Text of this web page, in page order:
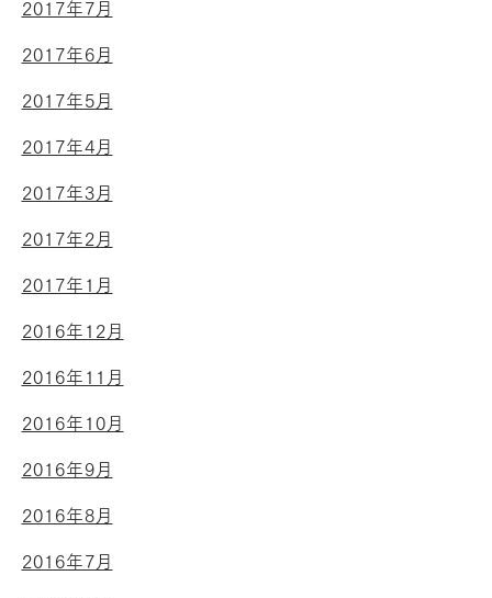
2017年7月
2017年6月
2017年5月
2017年4月
2017年3月
2017年2月
2017年1月
2016年12月
2016年11月
2016年10月
2016年9月
2016年8月
2016年7月